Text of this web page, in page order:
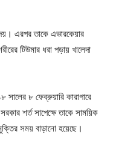
এরপর তাকে এভারকেয়ার
টিউমার ধরা পড়ায় খালেদা
সালের ৮ ফেব্রুয়ারি কারাগারে
শর্ত সাপেক্ষে তাকে সাময়িক
সময় বাড়ানো হয়েছে।